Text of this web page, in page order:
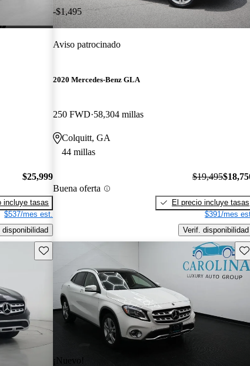
$25,999
incluye tasas
$537/mes est.
disponibilidad
-$1,495
Aviso patrocinado
2020 Mercedes-Benz GLA
250 FWD 58,304 millas
Colquitt, GA
44 millas
Buena oferta
$19,495
El precio incluye tasas
$391/mes
Verif. disponibilidad
Guarda este Aviso
¡Nuevo!